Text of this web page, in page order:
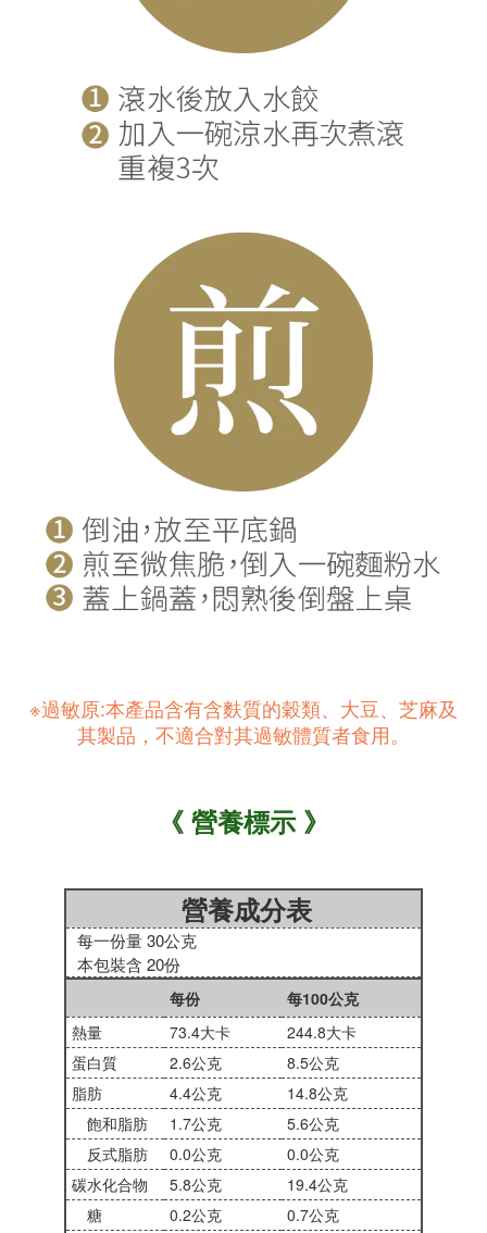
※過敏原:本產品含有含麩質的穀類、大豆、芝麻及
其製品，不適合對其過敏體質者食用。
《 營養標示 》
營養成分表
每一份量 30公克
本包裝含 20份
每份
每100公克
熱量
73.4大卡
244.8大卡
蛋白質
2.6公克
8.5公克
脂肪
4.4公克
14.8公克
飽和脂肪
1.7公克
5.6公克
反式脂肪
0.0公克
0.0公克
碳水化合物
5.8公克
19.4公克
糖
0.2公克
0.7公克